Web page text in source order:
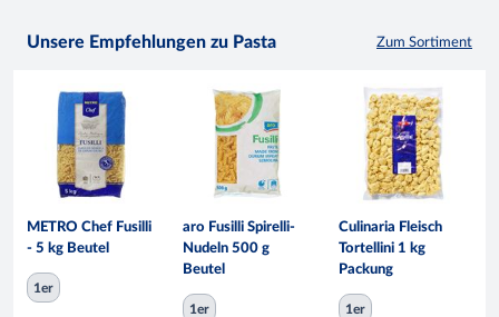
Unsere Empfehlungen zu Pasta Zum Sortiment
METRO Chef Fusilli
- 5 kg Beutel
1er
aro Fusilli Spirelli-
Nudeln 500 g
Beutel
1er
Culinaria Fleisch
Tortellini 1 kg
Packung
1er